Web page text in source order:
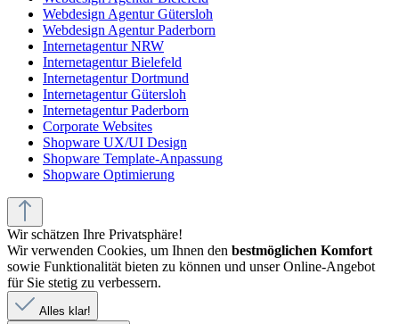
Webdesign Agentur Gütersloh
Webdesign Agentur Paderborn
Internetagentur NRW
Internetagentur Bielefeld
Internetagentur Dortmund
Internetagentur Gütersloh
Internetagentur Paderborn
Corporate Websites
Shopware UX/UI Design
Shopware Template-Anpassung
Shopware Optimierung
Wir schätzen Ihre Privatsphäre!
Wir verwenden Cookies, um Ihnen den bestmöglichen Komfort
sowie Funktionalität bieten zu können und unser Online-Angebot
für Sie stetig zu verbessern.
Alles klar!